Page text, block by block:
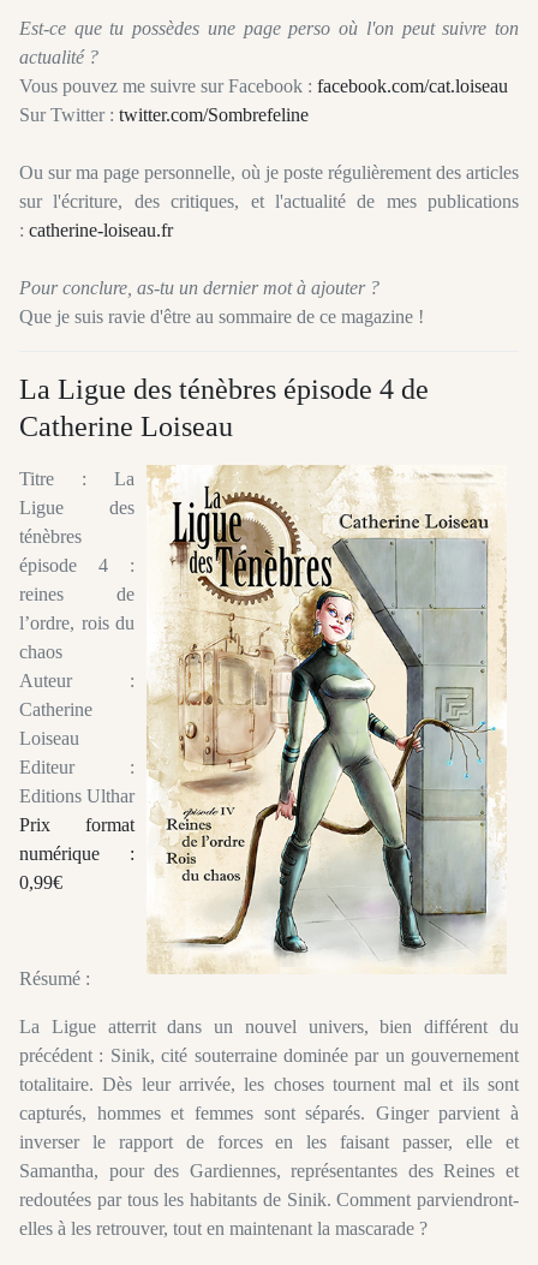
Est-ce que tu possèdes une page perso où l'on peut suivre ton
actualité ?
Vous pouvez me suivre sur Facebook : facebook.com/cat.loiseau
Sur Twitter : twitter.com/Sombrefeline
Ou sur ma page personnelle, où je poste régulièrement des articles
sur l'écriture, des critiques, et l'actualité de mes publications
: catherine-loiseau.fr
Pour conclure, as-tu un dernier mot à ajouter ?
Que je suis ravie d'être au sommaire de ce magazine !
La Ligue des ténèbres épisode 4 de
Catherine Loiseau
Titre : La
Ligue des
ténèbres
épisode 4 :
reines de
l’ordre, rois du
chaos
Auteur :
Catherine
Loiseau
Editeur :
Editions Ulthar
Prix format
numérique :
0,99€
Résumé :
La Ligue atterrit dans un nouvel univers, bien différent du
précédent : Sinik, cité souterraine dominée par un gouvernement
totalitaire. Dès leur arrivée, les choses tournent mal et ils sont
capturés, hommes et femmes sont séparés. Ginger parvient à
inverser le rapport de forces en les faisant passer, elle et
Samantha, pour des Gardiennes, représentantes des Reines et
redoutées par tous les habitants de Sinik. Comment parviendront-
elles à les retrouver, tout en maintenant la mascarade ?